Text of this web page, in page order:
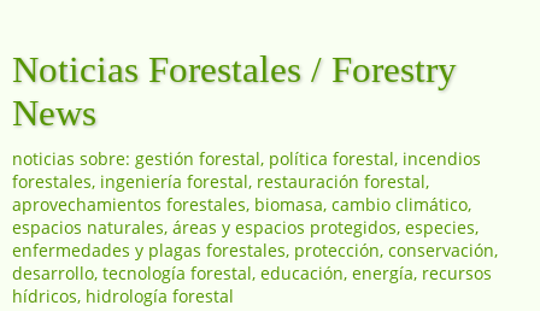
Noticias Forestales / Forestry
News
noticias sobre: gestión forestal, política forestal, incendios
forestales, ingeniería forestal, restauración forestal,
aprovechamientos forestales, biomasa, cambio climático,
espacios naturales, áreas y espacios protegidos, especies,
enfermedades y plagas forestales, protección, conservación,
desarrollo, tecnología forestal, educación, energía, recursos
hídricos, hidrología forestal